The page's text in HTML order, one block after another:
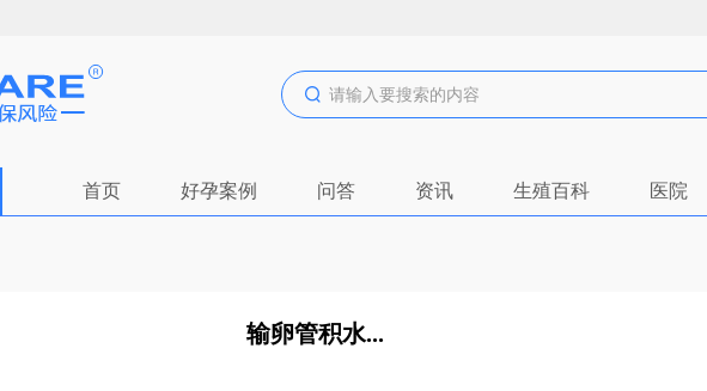
首页 好孕案例 问答 资讯 生殖百科 医院
输卵管积水...